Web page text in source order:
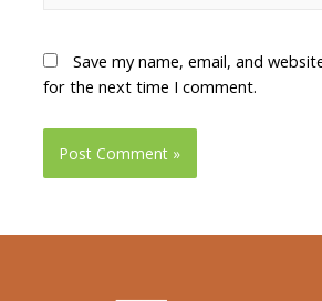
Save my name, email, and
for the next time I comment.